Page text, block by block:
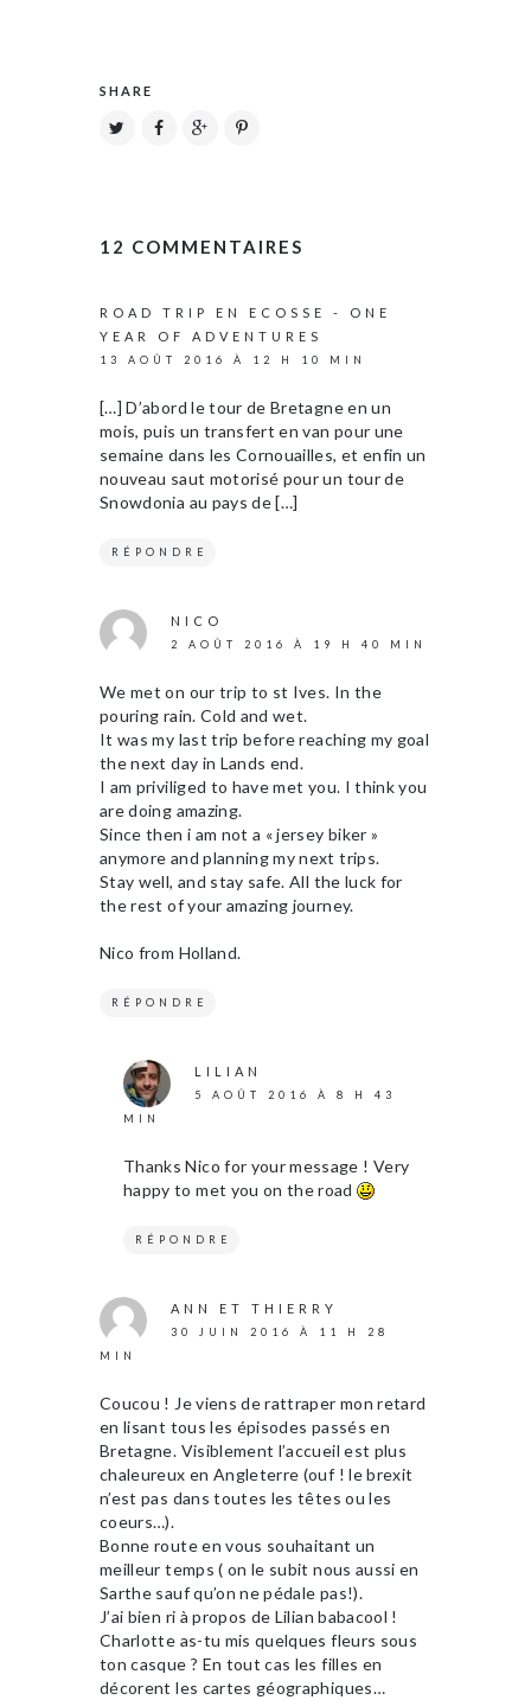
SHARE
12 COMMENTAIRES
ROAD TRIP EN ECOSSE - ONE
YEAR OF ADVENTURES
13 AOÛT 2016 À 12 H 10 MIN
[…] D’abord le tour de Bretagne en un
mois, puis un transfert en van pour une
semaine dans les Cornouailles, et enfin un
nouveau saut motorisé pour un tour de
Snowdonia au pays de […]
RÉPONDRE
NICO
2 AOÛT 2016 À 19 H 40 MIN
We met on our trip to st Ives. In the
pouring rain. Cold and wet.
It was my last trip before reaching my goal
the next day in Lands end.
I am priviliged to have met you. I think you
are doing amazing.
Since then i am not a « jersey biker »
anymore and planning my next trips.
Stay well, and stay safe. All the luck for
the rest of your amazing journey.
Nico from Holland.
RÉPONDRE
LILIAN
5 AOÛT 2016 À 8 H 43
MIN
Thanks Nico for your message ! Very
happy to met you on the road
RÉPONDRE
ANN ET THIERRY
30 JUIN 2016 À 11 H 28
MIN
Coucou ! Je viens de rattraper mon retard
en lisant tous les épisodes passés en
Bretagne. Visiblement l’accueil est plus
chaleureux en Angleterre (ouf ! le brexit
n’est pas dans toutes les têtes ou les
coeurs…).
Bonne route en vous souhaitant un
meilleur temps ( on le subit nous aussi en
Sarthe sauf qu’on ne pédale pas!).
J’ai bien ri à propos de Lilian babacool !
Charlotte as-tu mis quelques fleurs sous
ton casque ? En tout cas les filles en
décorent les cartes géographiques…